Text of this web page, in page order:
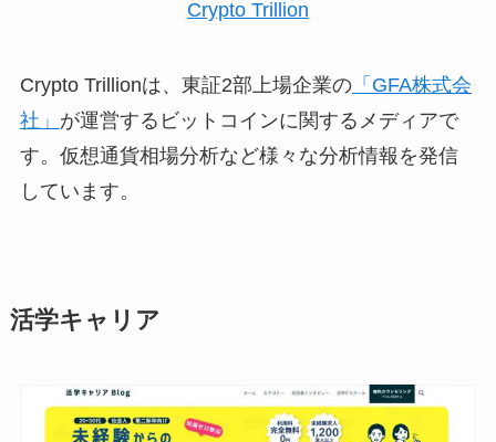
Crypto Trillion
Crypto Trillionは、東証2部上場企業の「GFA株式会
社」 が運営するビットコインに関するメディアで
す。仮想通貨相場分析など様々な分析情報を発信
しています。
活学キャリア